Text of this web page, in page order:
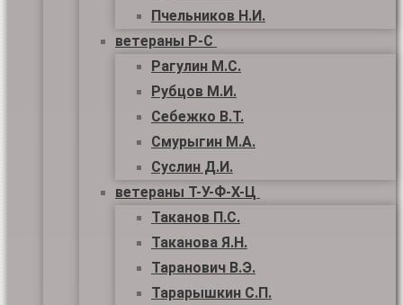
Пчельников Н.И.
ветераны Р-С
Рагулин М.С.
Рубцов М.И.
Себежко В.Т.
Смурыгин М.А.
Суслин Д.И.
ветераны Т-У-Ф-Х-Ц
Таканов П.С.
Таканова Я.Н.
Таранович В.Э.
Тарарышкин С.П.